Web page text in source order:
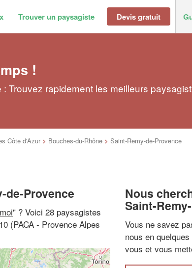
Trouver un paysagiste Devis gratuit
!
Trouvez rapidement les meilleurs
Côte d'Azur > Bouches-du-Rhône > Saint-Remy-de-Provence
de-Provence
" ? Voici 28 paysagistes
(PACA - Provence Alpes
Nous
Saint-
Vous ne savez
nous en
vous et vous